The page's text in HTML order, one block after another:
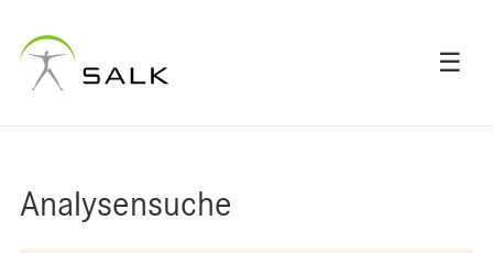
☰
Analysensuche